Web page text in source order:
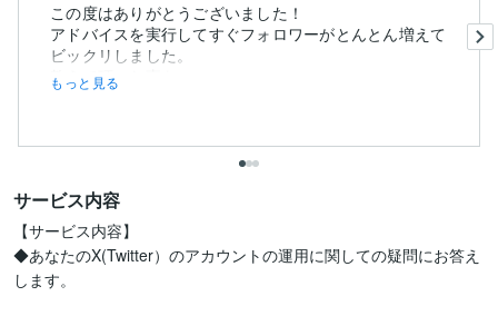
この度はありがとうございました！
アドバイスを実行してすぐフォロワーがとんとん増えて
ビックリしました。
教えて頂いた事を...
もっと見る
サービス内容
【サービス内容】
◆あなたのX(Twitter）のアカウントの運用に関しての疑問にお答え
します。